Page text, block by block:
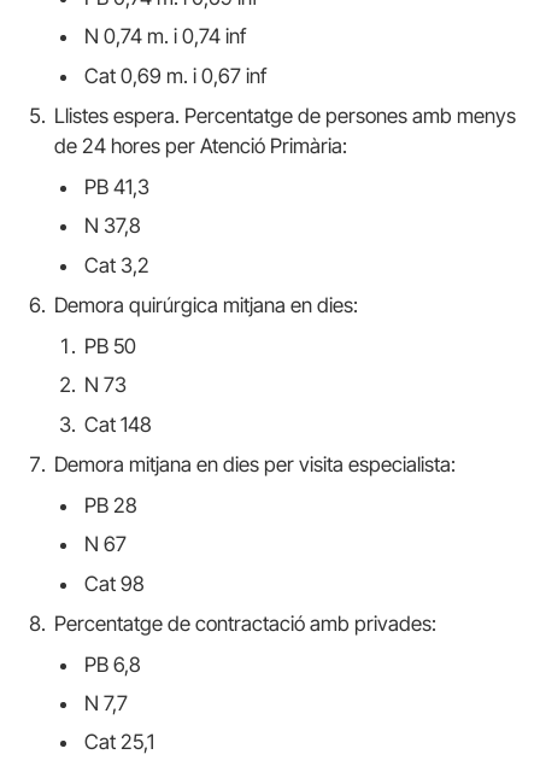
N 0,74 m. i 0,74 inf
Cat 0,69 m. i 0,67 inf
Llistes espera. Percentatge de persones amb menys
de 24 hores per Atenció Primària:
PB 41,3
N 37,8
Cat 3,2
Demora quirúrgica mitjana en dies:
PB 50
N 73
Cat 148
Demora mitjana en dies per visita especialista:
PB 28
N 67
Cat 98
Percentatge de contractació amb privades:
PB 6,8
N 7,7
Cat 25,1